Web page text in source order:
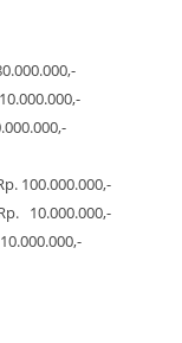
100.000.000,-
10.000.000,-